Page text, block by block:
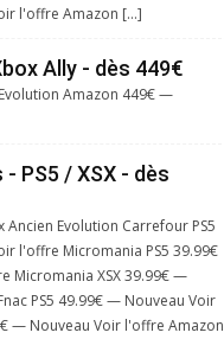
l'offre Amazon […]
Ally - dès 449€
Amazon 449€ —
PS5 / XSX - dès
Ancien Evolution Carrefour PS5
l'offre Micromania PS5 39.99€
Micromania XSX 39.99€ —
PS5 49.99€ — Nouveau Voir
— Nouveau Voir l'offre Amazon